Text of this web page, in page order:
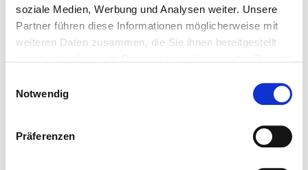
soziale Medien, Werbung und Analysen weiter. Unsere
Partner führen diese Informationen möglicherweise mit
weiteren Daten zusammen, die Sie ihnen bereitgestellt
Notwendig
Präferenzen